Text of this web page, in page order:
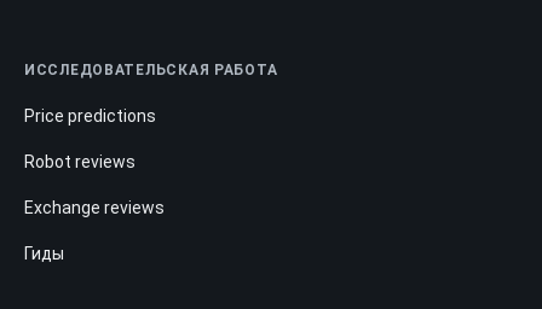
ИССЛЕДОВАТЕЛЬСКАЯ РАБОТА
Price predictions
Robot reviews
Exchange reviews
Гиды